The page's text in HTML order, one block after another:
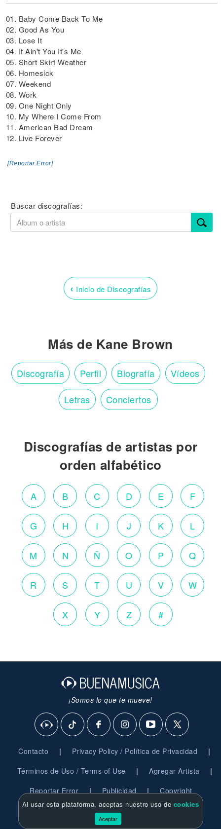
01. Baby Come Back To Me
02. Good As You
03. Lose It
04. It Ain't You It's Me
05. Short Skirt Weather
06. Homesick
07. Weekend
08. Work
09. One Night Only
10. My Where I Come From
11. American Bad Dream
12. Live Forever
[Reportar Error]
Buscar discografías:
‹ Inicio de Discografías
Más de Kane Brown
Discografía Perfil Biografía Vídeos
Letras Conciertos
Discografías de artistas por
orden alfabético
A B C D E F
G H I J K L
M N Ñ O P Q
R S T U V W
X Y Z #
¡Somos lo que te mueve!
Contacto | Privacy Policy / Política de Privacidad |
Términos de Uso / Terms of Use | Agregar Artista |
Reportar Error | Publicidad | Copyright
© 2026 BuenaMusica.com - Derechos Reservados
Al usar esta plataforma, aceptas nuestro uso de cookies
Aceptar